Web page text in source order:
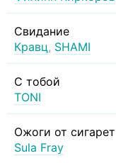
Свидание
Кравц, SHAMI
С тобой
TONI
Ожоги от сигарет
Sula Fray